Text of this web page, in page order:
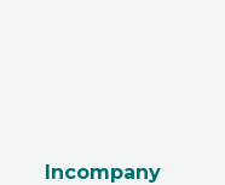
Incompany